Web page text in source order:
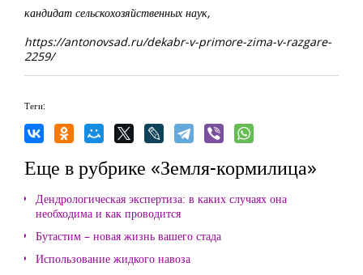
кандидат сельскохозяйственных наук,
https://antonovsad.ru/dekabr-v-primore-zima-v-razgare-
2259/
Теги:
Еще в рубрике «Земля-кормилица»
Дендрологическая экспертиза: в каких случаях она
необходима и как проводится
Бутастим – новая жизнь вашего стада
Использование жидкого навоза